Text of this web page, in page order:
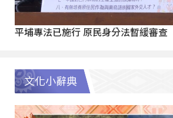
平埔專法已施行 原民身分法暫緩審查
文化小辭典